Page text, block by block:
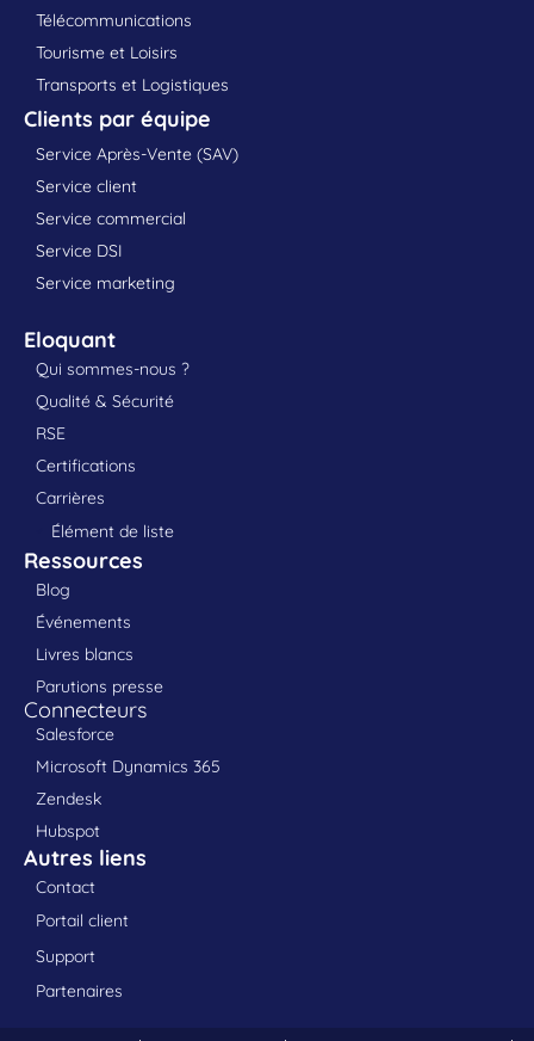
Télécommunications
Tourisme et Loisirs
Transports et Logistiques
Clients par équipe
Service Après-Vente (SAV)
Service client
Service commercial
Service DSI
Service marketing
Eloquant
Qui sommes-nous ?
Qualité & Sécurité
RSE
Certifications
Carrières
Élément de liste
Ressources
Blog
Événements
Livres blancs
Parutions presse
Connecteurs
Salesforce
Microsoft Dynamics 365
Zendesk
Hubspot
Autres liens
Contact
Portail client
Support
Partenaires